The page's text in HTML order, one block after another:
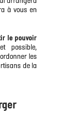
à vous en
le pouvoir
possible,
les
de la